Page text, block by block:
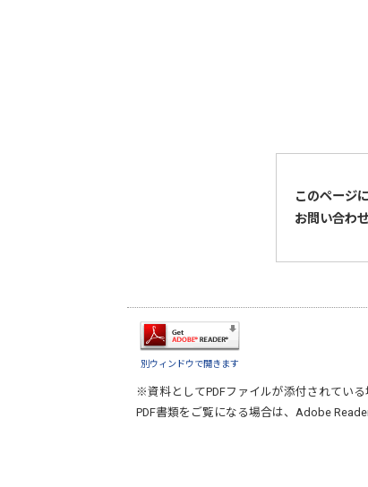
このページ
お問い合わ
別ウィンドウで開きます
※資料としてPDFファイルが添付されている
PDF書類をご覧になる場合は、 Adobe